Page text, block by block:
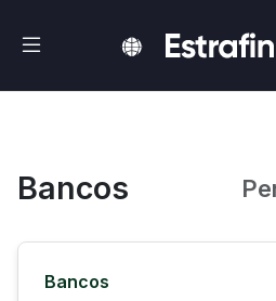
Bancos
Bancos